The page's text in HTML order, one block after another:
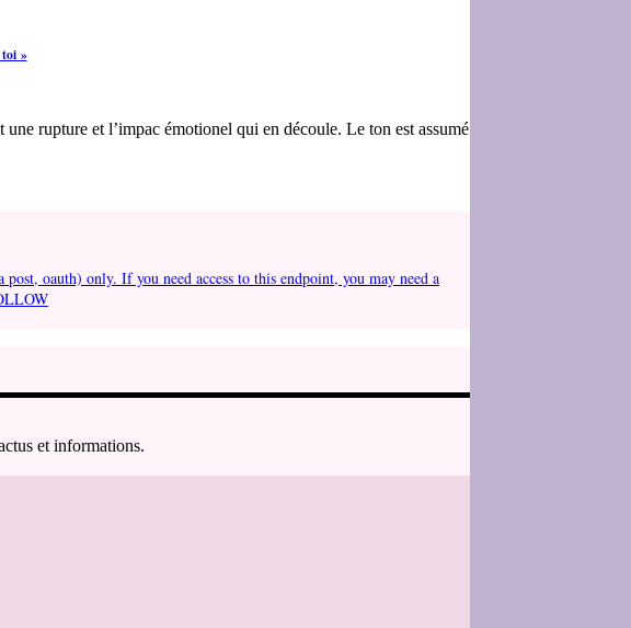
toi »
rupture et l’impac émotionel qui en découle. Le ton est assumé
oauth) only. If you need access to this endpoint, you may need a
et informations.